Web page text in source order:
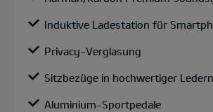
Induktive Ladestation für
Privacy-Verglasung
Sitzbezüge in hochwertiger
Aluminium-Sportpedale